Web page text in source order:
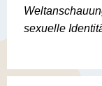
sexuelle